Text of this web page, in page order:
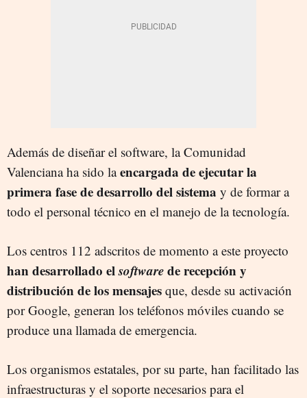
Además de diseñar el software, la Comunidad
Valenciana ha sido laencargada de ejecutar la
primera fase de desarrollo del sistema y de formar a
todo el personal técnico en el manejo de la tecnología.
Los centros 112 adscritos de momento a este proyecto
han desarrollado elsoftwarede recepción y
distribución de los mensajes que, desde su activación
por Google, generan los teléfonos móviles cuando se
produce una llamada de emergencia.
Los organismos estatales, por su parte, han facilitado las
infraestructuras y el soporte necesarios para el